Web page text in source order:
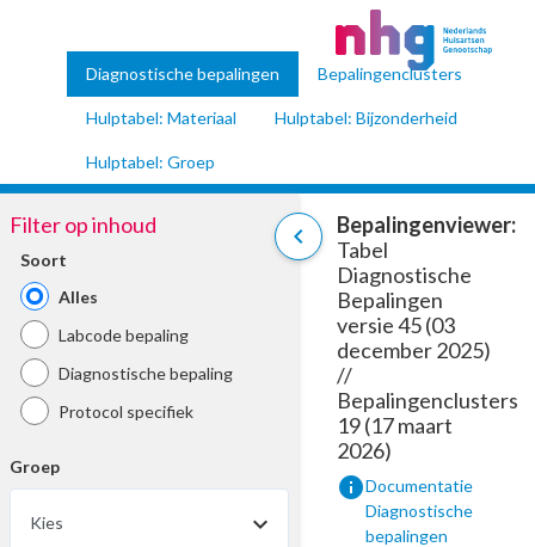
Diagnostische bepalingen Bepalingenclusters
Hulptabel: Materiaal Hulptabel: Bijzonderheid
Hulptabel: Groep
chevron_left
Filter op inhoud
Soort
Alles
Labcode bepaling
Diagnostische bepaling
Protocol specifiek
Groep
Kies
Bepalingenviewer:
Tabel
Diagnostische
Bepalingen
versie 45 (03
december 2025)
//
Bepalingenclusters
19 (17 maart
2026)
infoDocumentatie
Diagnostische
bepalingen